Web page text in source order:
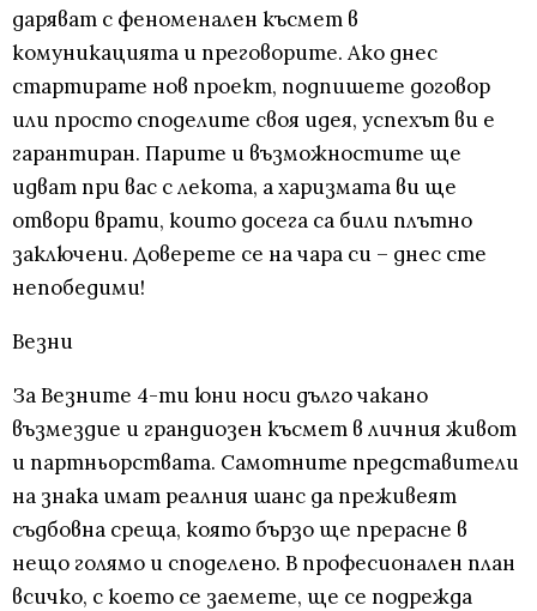
даряват с феноменален късмет в
комуникацията и преговорите. Ако днес
стартирате нов проект, подпишете договор
или просто споделите своя идея, успехът ви е
гарантиран. Парите и възможностите ще
идват при вас с лекота, а харизмата ви ще
отвори врати, които досега са били плътно
заключени. Доверете се на чара си – днес сте
непобедими!
Везни
За Везните 4-ти юни носи дълго чакано
възмездие и грандиозен късмет в личния живот
и партньорствата. Самотните представители
на знака имат реалния шанс да преживеят
съдбовна среща, която бързо ще прерасне в
нещо голямо и споделено. В професионален план
всичко, с което се заемете, ще се подрежда